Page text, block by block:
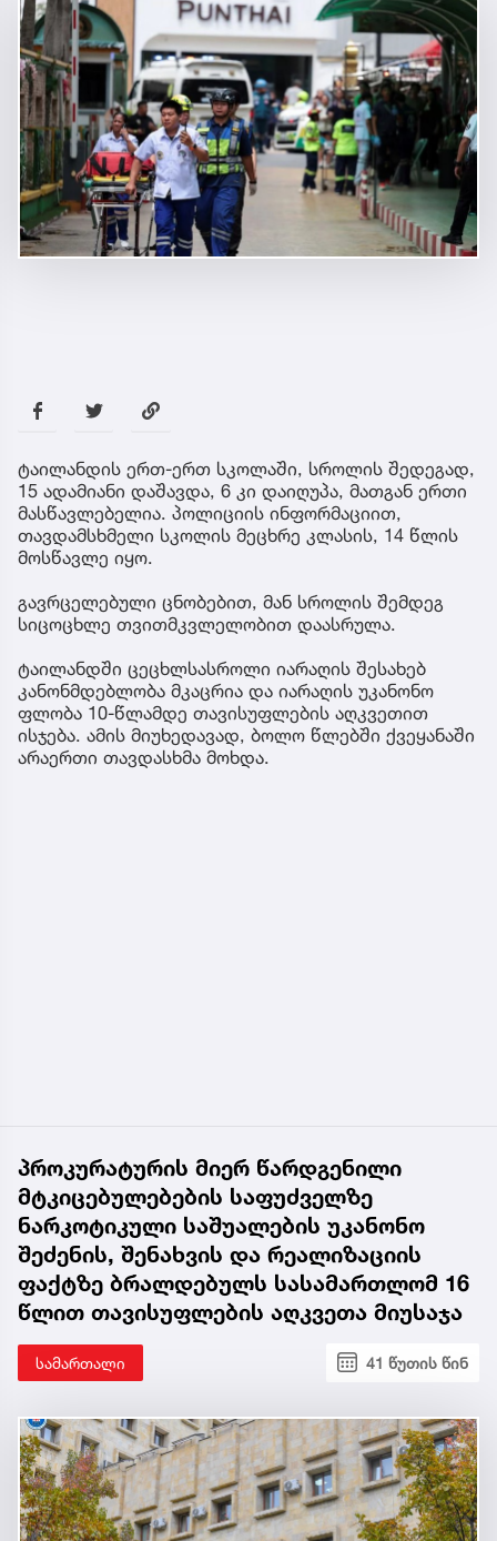
ტაილანდის ერთ-ერთ სკოლაში, სროლის შედეგად,
15 ადამიანი დაშავდა, 6 კი დაიღუპა, მათგან ერთი
მასწავლებელია. პოლიციის ინფორმაციით,
თავდამსხმელი სკოლის მეცხრე კლასის, 14 წლის
მოსწავლე იყო.
გავრცელებული ცნობებით, მან სროლის შემდეგ
სიცოცხლე თვითმკვლელობით დაასრულა.
ტაილანდში ცეცხლსასროლი იარაღის შესახებ
კანონმდებლობა მკაცრია და იარაღის უკანონო
ფლობა 10-წლამდე თავისუფლების აღკვეთით
ისჯება. ამის მიუხედავად, ბოლო წლებში ქვეყანაში
არაერთი თავდასხმა მოხდა.
პროკურატურის მიერ წარდგენილი
მტკიცებულებების საფუძველზე
ნარკოტიკული საშუალების უკანონო
შეძენის, შენახვის და რეალიზაციის
ფაქტზე ბრალდებულს სასამართლომ 16
წლით თავისუფლების აღკვეთა მიუსაჯა
სამართალი 41 წუთის წინ